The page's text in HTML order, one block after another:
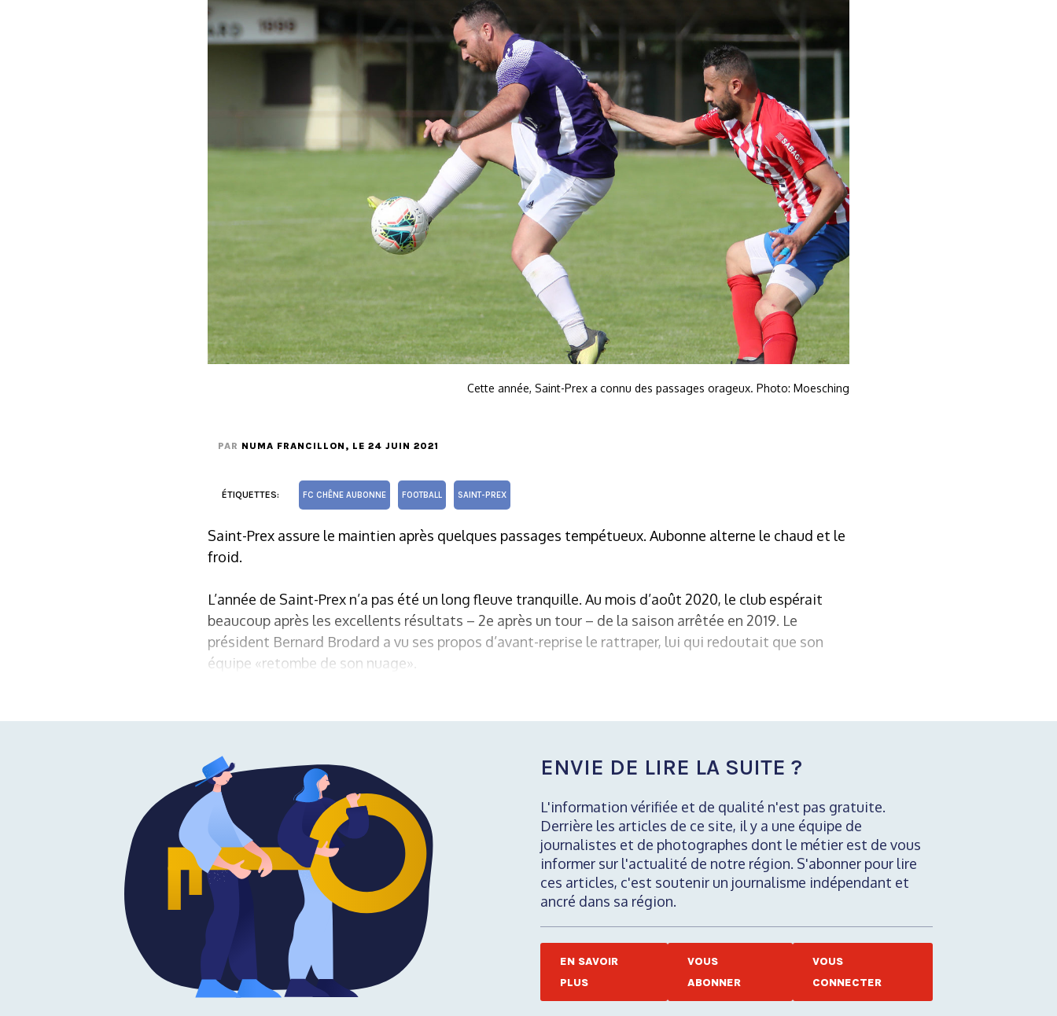
Cette année, Saint-Prex a connu des passages orageux. Photo: Moesching
PAR NUMA FRANCILLON , LE 24 JUIN 2021
ÉTIQUETTES: FC CHÊNE AUBONNE FOOTBALL SAINT-PREX
Saint-Prex assure le maintien après quelques passages tempétueux. Aubonne alterne le chaud et le
froid.
L’année de Saint-Prex n’a pas été un long fleuve tranquille. Au mois d’août 2020, le club espérait
beaucoup après les excellents résultats – 2e après un tour – de la saison arrêtée en 2019. Le
président Bernard Brodard a vu ses propos d’avant-reprise le rattraper, lui qui redoutait que son
équipe «retombe de son nuage».
ENVIE DE LIRE LA SUITE ?
L'information vérifiée et de qualité n'est pas gratuite.
Derrière les articles de ce site, il y a une équipe de
journalistes et de photographes dont le métier est de vous
informer sur l'actualité de notre région. S'abonner pour lire
ces articles, c'est soutenir un journalisme indépendant et
ancré dans sa région.
EN SAVOIR
PLUS
VOUS
ABONNER
VOUS
CONNECTER